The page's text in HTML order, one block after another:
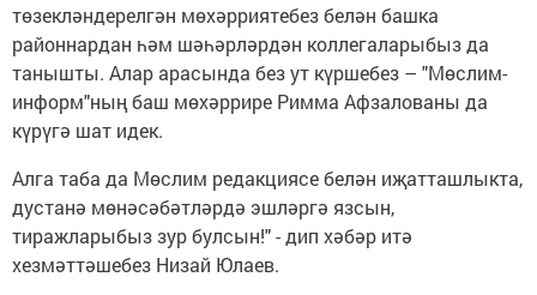
төзекләндерелгән мөхәрриятебез белән башка
районнардан һәм шәһәрләрдән коллегаларыбыз да
танышты. Алар арасында без ут күршебез – "Мөслим-
информ"ның баш мөхәррире Римма Афзалованы да
күрүгә шат идек.
Алга таба да Мөслим редакциясе белән иҗатташлыкта,
дустанә мөнәсәбәтләрдә эшләргә язсын,
тиражларыбыз зур булсын!" - дип хәбәр итә
хезмәттәшебез Низай Юлаев.